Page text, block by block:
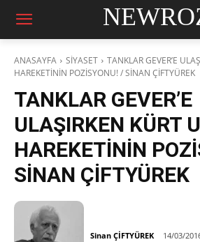
ANASAYFA SİYASET
TANKLAR GEVER’E
HAREKETİNİN POZİSYONU! / SİNAN ÇİFTYÜREK
TANKLAR GEVER’E
ULAŞIRKEN KÜRT
HAREKETİNİN
SİNAN ÇİFTYÜREK
Sinan ÇİFTYÜREK 14/03/